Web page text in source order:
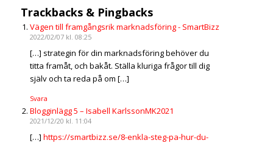
Trackbacks & Pingbacks
Vägen till framgångsrik marknadsföring - SmartBizz
2022/02/07 kl. 08:25
[…] strategin för din marknadsföring behöver du
titta framåt, och bakåt. Ställa kluriga frågor till dig
själv och ta reda på om […]
Svara
Blogginlägg 5 – Isabell KarlssonMK2021
2021/12/20 kl. 11:04
[…] https://smartbizz.se/8-enkla-steg-pa-hur-du-